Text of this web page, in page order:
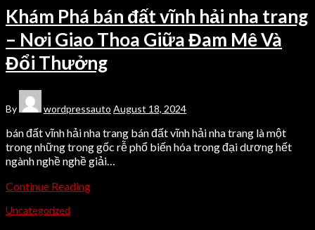
Khám Phá bán đất vĩnh hải nha trang
– Nơi Giao Thoa Giữa Đam Mê Và
Đổi Thưởng
By wordpressauto August 18, 2024
bán đất vĩnh hải nha trang bán đất vĩnh hải nha trang là một
trong những trong gốc rễ phổ biến hóa trong đại dương hết
ngành nghề nghề giải…
Continue Reading
Uncategorized